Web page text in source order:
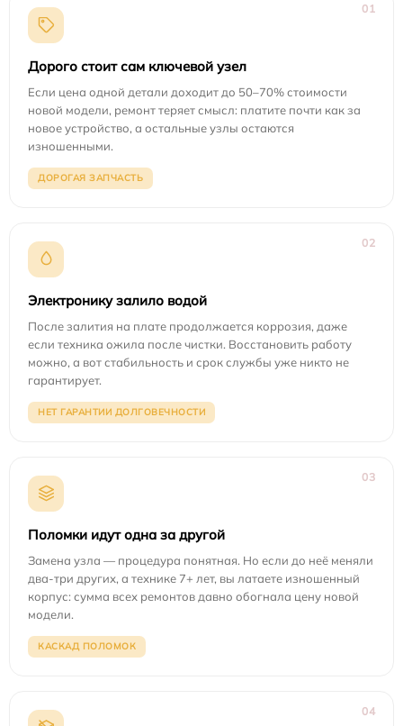
01
Дорого стоит сам ключевой узел
Если цена одной детали доходит до 50–70% стоимости
новой модели, ремонт теряет смысл: платите почти как за
новое устройство, а остальные узлы остаются
изношенными.
ДОРОГАЯ ЗАПЧАСТЬ
02
Электронику залило водой
После залития на плате продолжается коррозия, даже
если техника ожила после чистки. Восстановить работу
можно, а вот стабильность и срок службы уже никто не
гарантирует.
НЕТ ГАРАНТИИ ДОЛГОВЕЧНОСТИ
03
Поломки идут одна за другой
Замена узла — процедура понятная. Но если до неё меняли
два-три других, а технике 7+ лет, вы латаете изношенный
корпус: сумма всех ремонтов давно обогнала цену новой
модели.
КАСКАД ПОЛОМОК
04